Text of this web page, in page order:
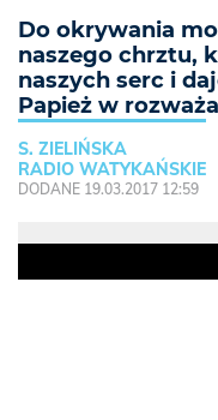
Do okrywania
naszego chrztu,
naszych serc i
Papież w
S. ZIELIŃSKA
RADIO WATYKAŃSKIE
DODANE 19.03.2017 12:59